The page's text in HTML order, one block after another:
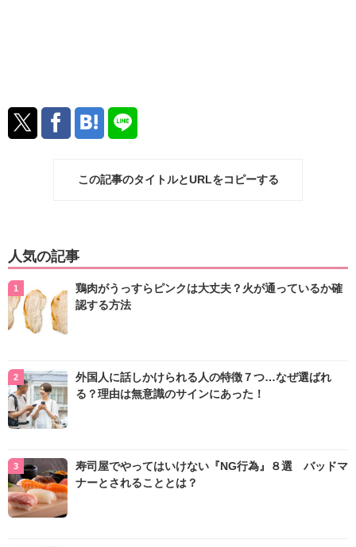
この記事のタイトルとURLをコピーする
人気の記事
鶏肉がうっすらピンクは大丈夫？火が通っているか確
認する方法
外国人に話しかけられる人の特徴７つ…なぜ選ばれ
る？理由は無意識のサインにあった！
寿司屋でやってはいけない『NG行為』８選 バッドマ
ナーとされることとは？